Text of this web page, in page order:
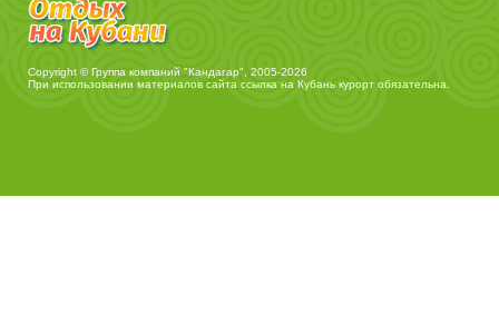
Copyright © Группа компаний "Кандагар", 2005-2026
При использовании материалов сайта ссылка на Кубань курорт обязательна.